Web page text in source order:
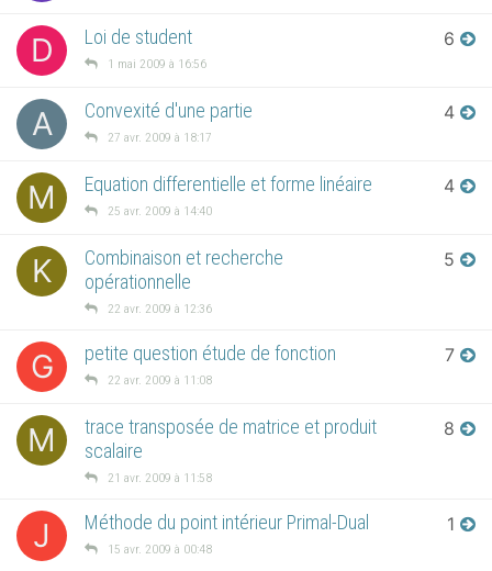
D Loi de student
1 mai 2009 à 16:56
6
A Convexité d'une partie
27 avr. 2009 à 18:17
4
M Equation differentielle et forme linéaire
25 avr. 2009 à 14:40
4
K
Combinaison et recherche
opérationnelle
22 avr. 2009 à 12:36
5
G petite question étude de fonction
22 avr. 2009 à 11:08
7
M
trace transposée de matrice et produit
scalaire
21 avr. 2009 à 11:58
8
J Méthode du point intérieur Primal-Dual
15 avr. 2009 à 00:48
1